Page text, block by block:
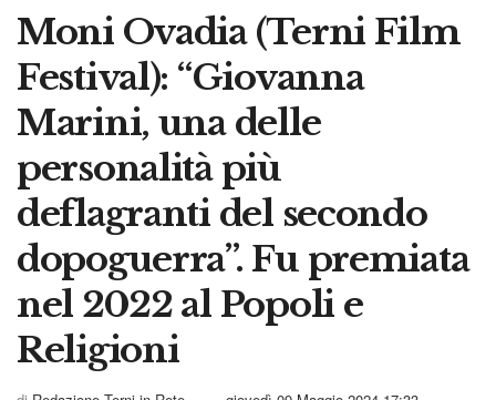
Moni Ovadia (Terni Film
Festival): “Giovanna
Marini, una delle
personalità più
deflagranti del secondo
dopoguerra”. Fu premiata
nel 2022 al Popoli e
Religioni